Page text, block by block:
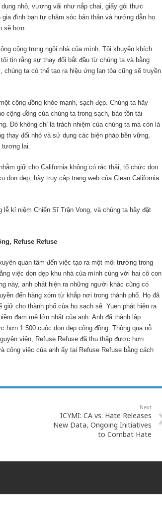
nhỏ, vương vãi như nắp chai, giấy gói thực
đình bạn tự chăm sóc bản thân và hướng dẫn họ
sẽ hơn.
cộng trong ngôi nhà của mình. Tôi khuyến khích
tin rằng sự thay đổi bắt đầu từ chúng ta và bằng
ta có thể tạo ra hiệu ứng lan tỏa cũng sẽ truyền
cộng đồng khỏe mạnh, sạch đẹp. Chúng ta hãy
cộng đồng của chúng ta trong sạch, bảo tồn tài
Đó không chỉ là trách nhiệm của chúng ta mà còn là
thay đổi nhỏ và sử dụng các biện pháp bền vững,
tương lai.
giữ cho California không có rác thải, tổ chức dọn
dọn dẹp, hãy truy cập trang web của Clean California
kỉ niệm Chiến Sĩ Trận Vong, và chúng ta hãy đặt
Refuse Refuse
quan tâm đến việc tạo ra một môi trường trong
việc dọn dẹp khu nhà của mình cùng với hai cô con
này, anh phát hiện ra những người khác cũng có
đến hàng xóm từ khắp nơi trong thành phố. Họ đã
cho thành phố của họ sạch sẽ. Yuen phát hiện ra
đam mê lớn nhất của anh. Anh đã thành lập
hơn 1.500 cuộc dọn dẹp cộng đồng. Thông qua nỗ
viên, Refuse Refuse đã thu thập được hơn
công việc của anh ấy tại Refuse Refuse bằng cách
Next
ICYMI: CA vs. Hate Releases
New Data, Ongoing Initiatives
to Combat Hate